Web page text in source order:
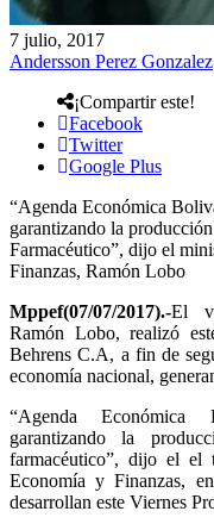
7 julio, 2017
Andersson Perez Gonzalez
¡Compartir este!
Facebook
Twitter
Google Plus
“Agenda Económica
garantizando la
Farmacéutico”, dijo el
Finanzas, Ramón Lobo
Mppef(07/07/2017).-El
Ramón Lobo, realizó
Behrens C.A, a fin de
economía nacional,
“Agenda Económica
garantizando la
farmacéutico”, dijo el el
Economía y Finanzas,
desarrollan este Viernes